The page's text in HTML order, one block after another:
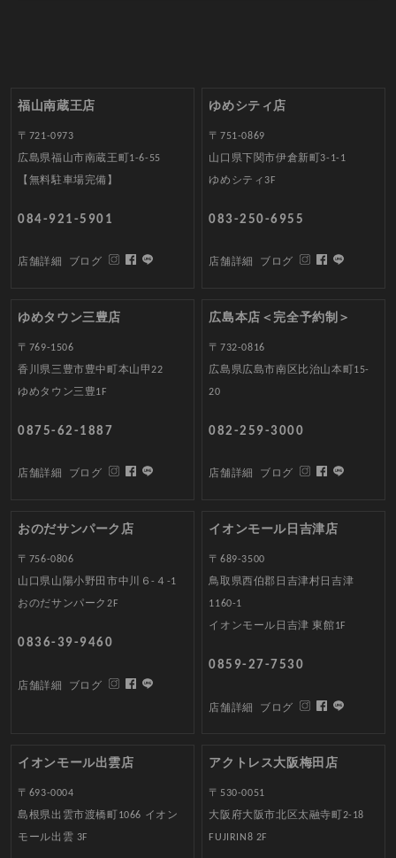
福山南蔵王店
〒721-0973
広島県福山市南蔵王町1-6-55
【無料駐車場完備】
084-921-5901
店舗詳細 ブログ
ゆめシティ店
〒751-0869
山口県下関市伊倉新町3-1-1
ゆめシティ3F
083-250-6955
店舗詳細 ブログ
ゆめタウン三豊店
〒769-1506
香川県三豊市豊中町本山甲22
ゆめタウン三豊1F
0875-62-1887
店舗詳細 ブログ
広島本店＜完全予約制＞
〒732-0816
広島県広島市南区比治山本町15-
20
082-259-3000
店舗詳細 ブログ
おのだサンパーク店
〒756-0806
山口県山陽小野田市中川６-４-1
おのだサンパーク2F
0836-39-9460
店舗詳細 ブログ
イオンモール日吉津店
〒689-3500
鳥取県西伯郡日吉津村日吉津
1160-1
イオンモール日吉津 東館1F
0859-27-7530
店舗詳細 ブログ
イオンモール出雲店
〒693-0004
島根県出雲市渡橋町1066 イオン
モール出雲 3F
アクトレス大阪梅田店
〒530-0051
大阪府大阪市北区太融寺町2-18
FUJIRIN8 2F